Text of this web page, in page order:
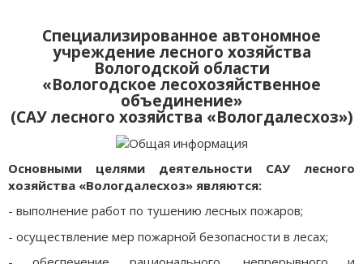
Специализированное автономное
учреждение лесного хозяйства
Вологодской области
«Вологодское лесохозяйственное
объединение»
(САУ лесного хозяйства «Вологдалесхоз»)
Основными целями деятельности САУ лесного
хозяйства «Вологдалесхоз» являются:
- выполнение работ по тушению лесных пожаров;
- осуществление мер пожарной безопасности в лесах;